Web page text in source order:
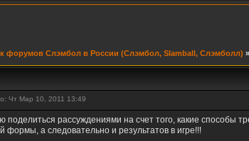
форумов Слэмбол в России (Слэмбол, Slamball, Слэмболл) »
Чт Мар 10, 2011 13:49
поделиться рассуждениями на счет того, какие способы
формы, а следовательно и результатов в игре!!!